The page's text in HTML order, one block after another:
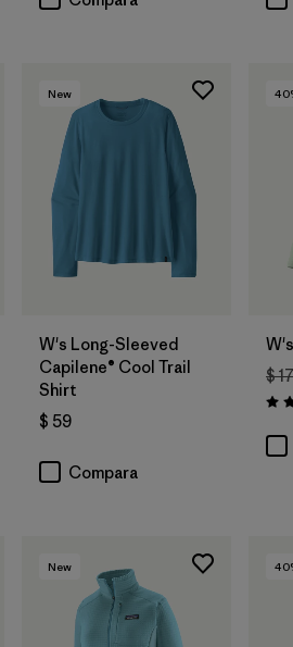
New
W's Long-Sleeved
Capilene® Cool Trail
Shirt
$ 59
Compara
40
$
New 40